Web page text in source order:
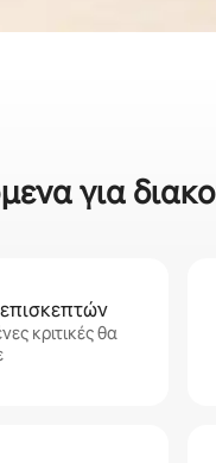
για
κριτικές θα